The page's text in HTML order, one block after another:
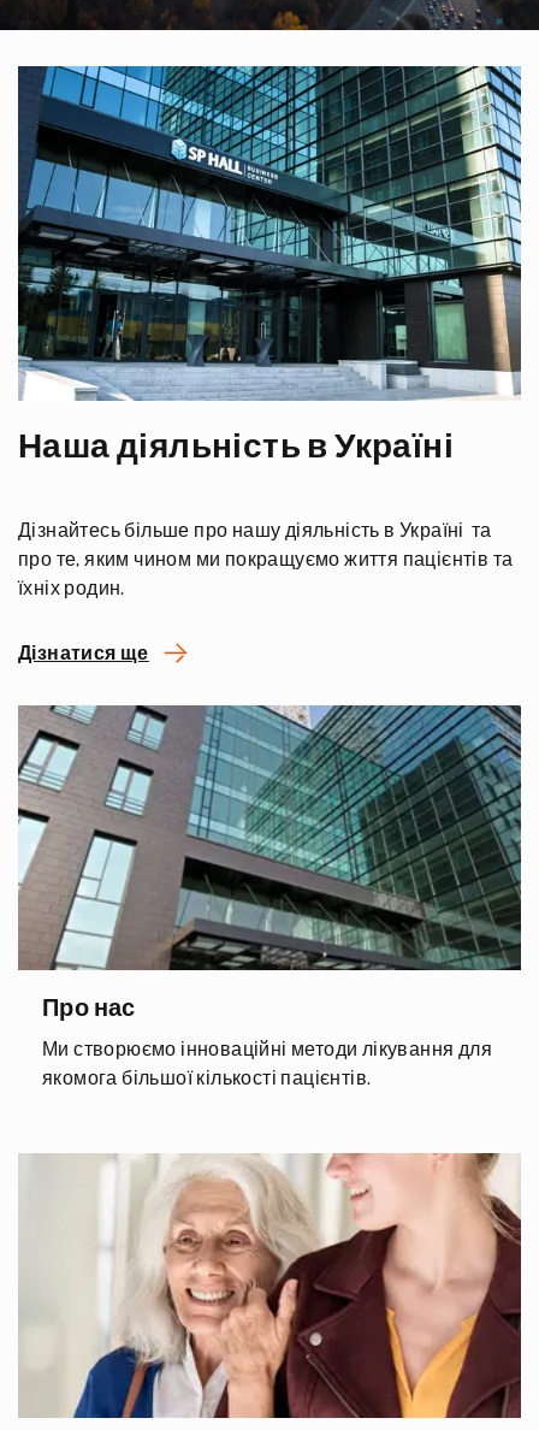
Наша діяльність в Україні
Дізнайтесь більше про нашу діяльність в Україні та
про те, яким чином ми покращуємо життя пацієнтів та
їхніх родин.
Дізнатися ще
Про нас
Ми створюємо інноваційні методи лікування для
якомога більшої кількості пацієнтів.